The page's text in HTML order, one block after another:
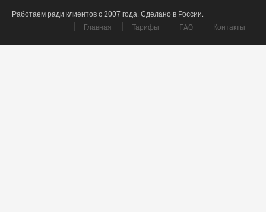
Работаем ради клиентов с 2007 года. Сделано в России.
Главная
Тарифы FAQ Контакты